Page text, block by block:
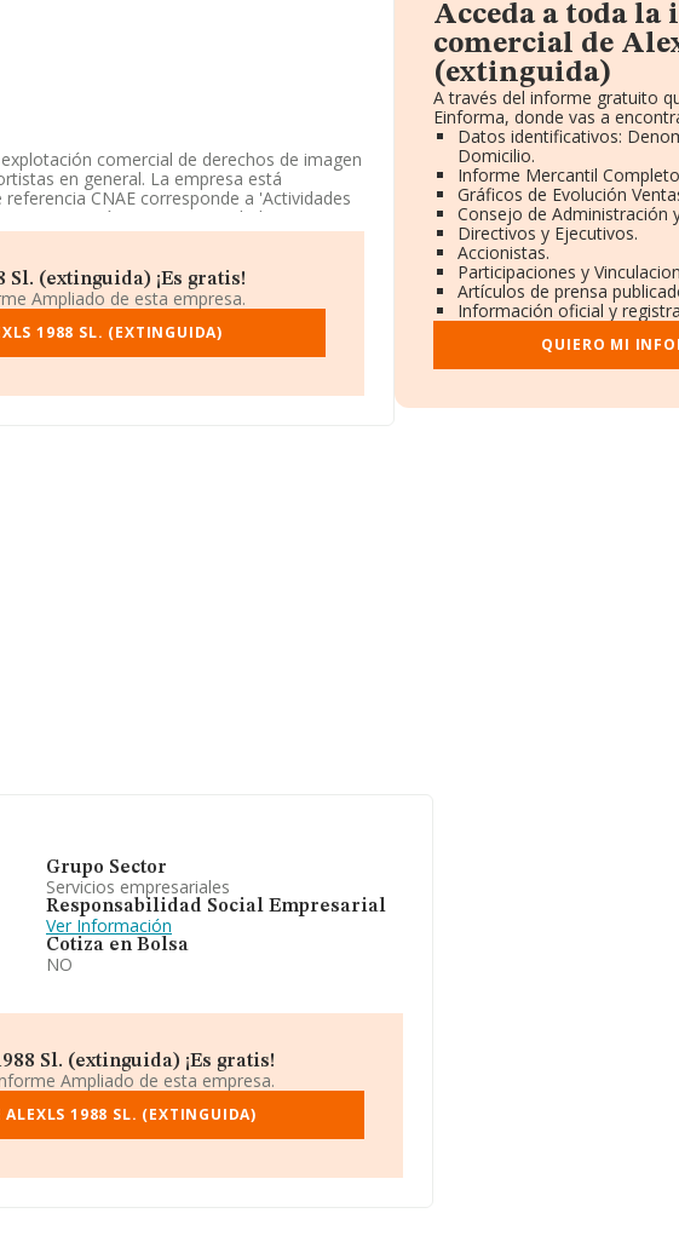
comercial de derechos de imagen
en general. La empresa está
CNAE corresponde a 'Actividades
La compañía no tiene actividad en
está situada en Calle Alvaro Cunqueiro
sobre 4.752 compañías, a nivel nacional la
un promedio de facturación de 422
con ventas de 6 millones de euros.
(extinguida) ¡Es gratis!
Ampliado de esta empresa.
1988 SL. (EXTINGUIDA)
Acceda a toda
comercial de
(extinguida)
A través del informe gratuito
Einforma, donde vas a
Datos identificativos:
Domicilio.
Informe Mercantil
Gráficos de Evolución
Consejo de Administración
Directivos y Ejecutivos.
Accionistas.
Participaciones y
Artículos de prensa
Información oficial y
QUIERO MI
Grupo Sector
Servicios empresariales
Responsabilidad Social Empresarial
Ver Información
Cotiza en Bolsa
NO
Sl. (extinguida) ¡Es gratis!
Ampliado de esta empresa.
1988 SL. (EXTINGUIDA)